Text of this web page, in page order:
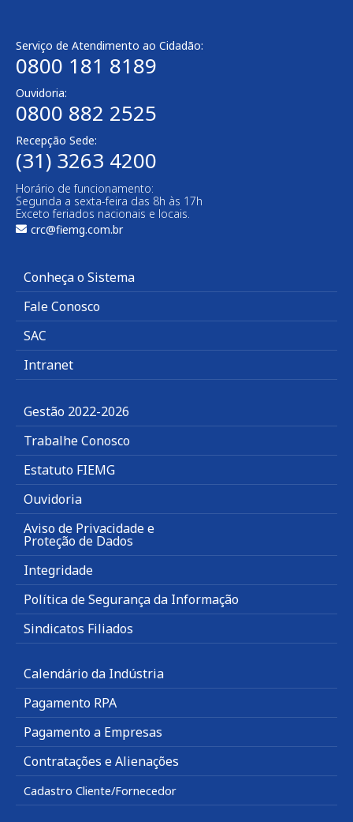
Serviço de Atendimento ao Cidadão:
0800 181 8189
Ouvidoria:
0800 882 2525​
Recepção Sede:
(31) 3263 4200
Horário de funcionamento:
Segunda a sexta-feira das 8h às 17h
Exceto feriados nacionais e locais.
crc@fiemg.com.br
Conheça o Sistema
Fale Conosco
SAC
Intranet
Gestão 2022-2026
Trabalhe Conosco
Estatuto FIEMG
Ouvidoria
Aviso de Privacidade e
Proteção de Dados
Integridade
Política de Segurança da Informação
Sindicatos Filiados
Calendário da Indústria
Pagamento RPA
Pagamento a Empresas
Contratações e Alienações
Cadastro Cliente/Fornecedor